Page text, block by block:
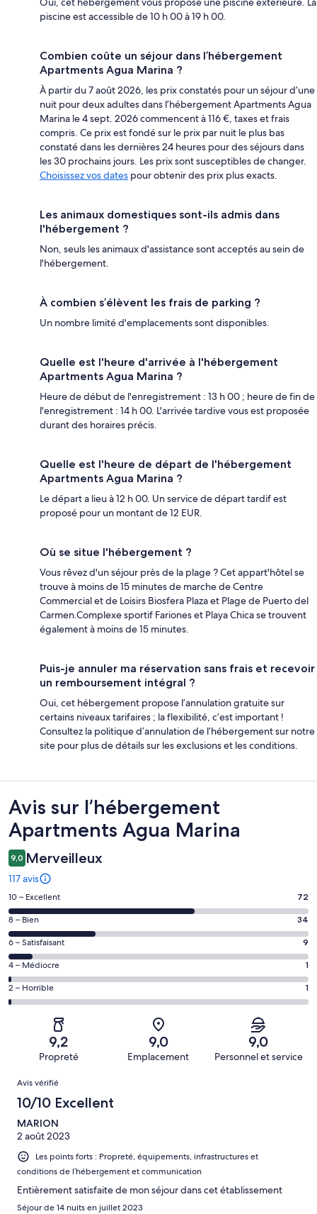
piscine est accessible de 10 h 00 à 19 h 00.
Combien coûte un séjour dans l’hébergement
Apartments Agua Marina ?
À partir du 7 août 2026, les prix constatés pour un séjour d’une
nuit pour deux adultes dans l’hébergement Apartments Agua
Marina le 4 sept. 2026 commencent à 116 €, taxes et frais
compris. Ce prix est fondé sur le prix par nuit le plus bas
constaté dans les dernières 24 heures pour des séjours dans
les 30 prochains jours. Les prix sont susceptibles de changer.
Choisissez vos dates pour obtenir des prix plus exacts.
Les animaux domestiques sont-ils admis dans
l'hébergement ?
Non, seuls les animaux d'assistance sont acceptés au sein de
l'hébergement.
À combien s’élèvent les frais de parking ?
Un nombre limité d'emplacements sont disponibles.
Quelle est l'heure d'arrivée à l'hébergement
Apartments Agua Marina ?
Heure de début de l'enregistrement : 13 h 00 ; heure de fin de
l'enregistrement : 14 h 00. L'arrivée tardive vous est proposée
durant des horaires précis.
Quelle est l'heure de départ de l'hébergement
Apartments Agua Marina ?
Le départ a lieu à 12 h 00. Un service de départ tardif est
proposé pour un montant de 12 EUR.
Où se situe l'hébergement ?
Vous rêvez d'un séjour près de la plage ? Cet appart'hôtel se
trouve à moins de 15 minutes de marche de Centre
Commercial et de Loisirs Biosfera Plaza et Plage de Puerto del
Carmen.Complexe sportif Fariones et Playa Chica se trouvent
également à moins de 15 minutes.
Puis-je annuler ma réservation sans frais et recevoir
un remboursement intégral ?
Oui, cet hébergement propose l’annulation gratuite sur
certains niveaux tarifaires ; la flexibilité, c’est important !
Consultez la politique d’annulation de l’hébergement sur notre
site pour plus de détails sur les exclusions et les conditions.
Avis
Avis sur l’hébergement
Apartments Agua Marina
9,0 Merveilleux
117 avis
Note
des
voyageurs
de 10
(Excellent),
d’après 72 avis
sur 117.
10 – Excellent 72
Note
des
voyageurs
de 8
(Bien),
d’après 34 avis
sur 117.
8 – Bien 34
Note
des
voyageurs
de 6
(Satisfaisant),
d’après 9 avis
6 – Satisfaisant 9
Note
des
voyageurs
(Médiocre),
d’après 1 avis
sur 117.
4 – Médiocre 1
Note
des
voyageurs
(Horrible),
d’après 1 avis
sur 117.
2 – Horrible 1
9,2
Propreté
9,0
Emplacement
9,0
Personnel et service
Avis
Avis vérifié
10/10 Excellent
MARION
2 août 2023
Les points forts : Propreté, équipements, infrastructures et
conditions de l’hébergement et communication
Entièrement satisfaite de mon séjour dans cet établissement
Séjour de 14 nuits en juillet 2023